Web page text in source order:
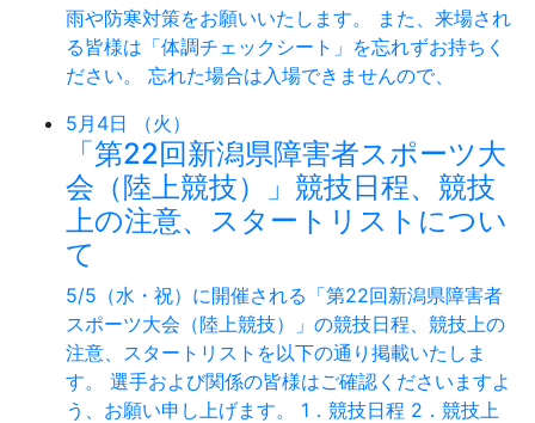
雨や防寒対策をお願いいたします。 また、来場され
る皆様は「体調チェックシート」を忘れずお持ちく
ださい。 忘れた場合は入場できませんので、
5月4日 （火）
「第22回新潟県障害者スポーツ大
会（陸上競技）」競技日程、競技
上の注意、スタートリストについ
て
5/5（水・祝）に開催される「第22回新潟県障害者
スポーツ大会（陸上競技）」の競技日程、競技上の
注意、スタートリストを以下の通り掲載いたしま
す。 選手および関係の皆様はご確認くださいますよ
う、お願い申し上げます。 1．競技日程 2．競技上